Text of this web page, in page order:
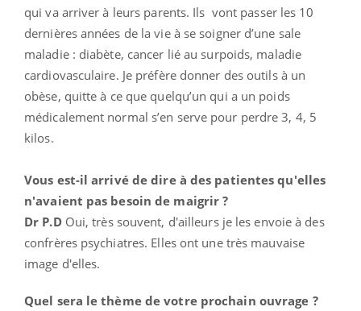
qui va arriver à leurs parents. Ils vont passer les 10
dernières années de la vie à se soigner d’une sale
maladie : diabète, cancer lié au surpoids, maladie
cardiovasculaire. Je préfère donner des outils à un
obèse, quitte à ce que quelqu’un qui a un poids
médicalement normal s’en serve pour perdre 3, 4, 5
kilos.
Vous est-il arrivé de dire à des patientes qu'elles
n'avaient pas besoin de maigrir ?
Dr P.D Oui, très souvent, d'ailleurs je les envoie à des
confrères psychiatres. Elles ont une très mauvaise
image d'elles.
Quel sera le thème de votre prochain ouvrage ?